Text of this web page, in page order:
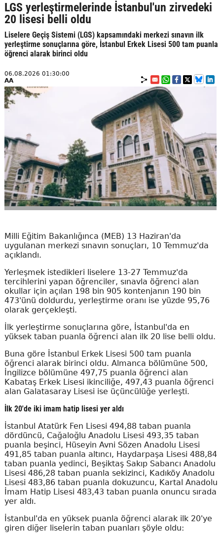
LGS yerleştirmelerinde İstanbul'un zirvedeki
20 lisesi belli oldu
Liselere Geçiş Sistemi (LGS) kapsamındaki merkezi sınavın ilk
yerleştirme sonuçlarına göre, İstanbul Erkek Lisesi 500 tam puanla
öğrenci alarak birinci oldu
06.08.2026 01:30:00
AA
Milli Eğitim Bakanlığınca (MEB) 13 Haziran'da
uygulanan merkezi sınavın sonuçları, 10 Temmuz'da
açıklandı.
Yerleşmek istedikleri liselere 13-27 Temmuz'da
tercihlerini yapan öğrenciler, sınavla öğrenci alan
okullar için açılan 198 bin 905 kontenjanın 190 bin
473'ünü doldurdu, yerleştirme oranı ise yüzde 95,76
olarak gerçekleşti.
İlk yerleştirme sonuçlarına göre, İstanbul'da en
yüksek taban puanla öğrenci alan ilk 20 lise belli oldu.
Buna göre İstanbul Erkek Lisesi 500 tam puanla
öğrenci alarak birinci oldu. Almanca bölümüne 500,
İngilizce bölümüne 497,75 puanla öğrenci alan
Kabataş Erkek Lisesi ikinciliğe, 497,43 puanla öğrenci
alan Galatasaray Lisesi ise üçüncülüğe yerleşti.
İlk 20'de iki imam hatip lisesi yer aldı
İstanbul Atatürk Fen Lisesi 494,88 taban puanla
dördüncü, Cağaloğlu Anadolu Lisesi 493,35 taban
puanla beşinci, Hüseyin Avni Sözen Anadolu Lisesi
491,85 taban puanla altıncı, Haydarpaşa Lisesi 488,84
taban puanla yedinci, Beşiktaş Sakıp Sabancı Anadolu
Lisesi 486,28 taban puanla sekizinci, Kadıköy Anadolu
Lisesi 483,86 taban puanla dokuzuncu, Kartal Anadolu
İmam Hatip Lisesi 483,43 taban puanla onuncu sırada
yer aldı.
İstanbul'da en yüksek puanla öğrenci alarak ilk 20'ye
giren diğer liselerin taban puanları şöyle oldu: